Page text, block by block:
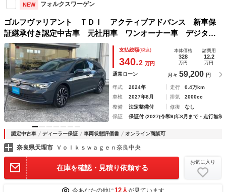
NEW フォルクスワーゲン
ゴルフヴァリアント ＴＤＩ アクティブアドバンス 新車保
証継承付き認定中古車 元社用車 ワンオーナー車 デジタル
メータークラスター ヘッドアップディスプレイ パワーテー
ルゲート ＬＥＤマトリックスヘッドライト リヤビューカメ
ラ ＡＣＣ ＥＴＣ２．０
支払総額(税込)
340.2 万円
本体価格
328
万円
諸費用
12.2
万円
通常ローン 月々 59,200 円
年式 2024年 走行
0.4万km
車検
2027年8月 排気
2000cc
整備
法定整備付 修復
なし
保証
保証付 (2027(令和9)年8月まで・走行無制
認定中古車 ディーラー保証 車両状態評価書 オンライン商談可
奈良県天理市 Ｖｏｌｋｓｗａｇｅｎ奈良中央
在庫を確認・見積り依頼する
お気に入り
今あなたの他に12人が見ています